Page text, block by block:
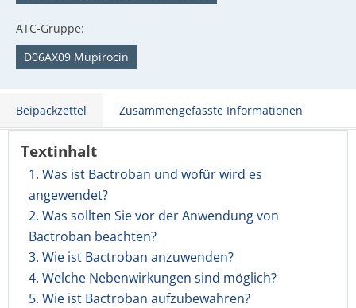
ATC-Gruppe:
D06AX09 Mupirocin
Beipackzettel Zusammengefasste Informationen
Textinhalt
1. Was ist Bactroban und wofür wird es
angewendet?
2. Was sollten Sie vor der Anwendung von
Bactroban beachten?
3. Wie ist Bactroban anzuwenden?
4. Welche Nebenwirkungen sind möglich?
5. Wie ist Bactroban aufzubewahren?